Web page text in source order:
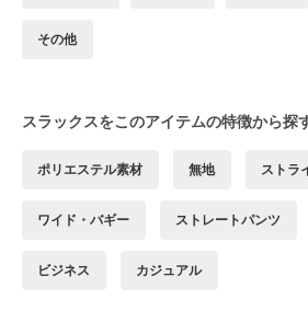
その他
スラックスをこのアイテムの特徴から探
ポリエステル素材 無地 ストラ
ワイド・バギー ストレートパンツ
ビジネス カジュアル